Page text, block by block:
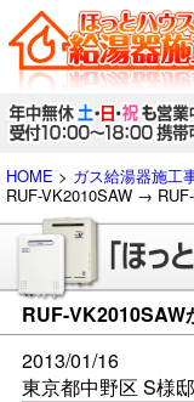
HOME > ガス給湯器施工
RUF-VK2010SAW →
RUF-VK2010SAW
2013/01/16
東京都中野区 S様邸